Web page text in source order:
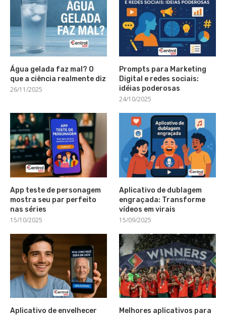
Água gelada faz mal? O
que a ciência realmente diz
26/11/2025
Prompts para Marketing
Digital e redes sociais:
idéias poderosas
24/10/2025
App teste de personagem
mostra seu par perfeito
nas séries
15/10/2025
Aplicativo de dublagem
engraçada: Transforme
vídeos em virais
15/09/2025
Aplicativo de envelhecer
Melhores aplicativos para